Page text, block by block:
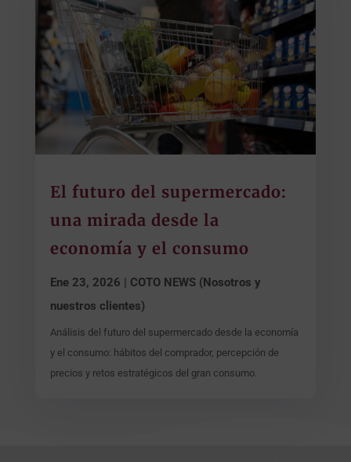
El futuro del supermercado:
una mirada desde la
economía y el consumo
Ene 23, 2026 | COTO NEWS (Nosotros y
nuestros clientes)
Análisis del futuro del supermercado desde la economía
y el consumo: hábitos del comprador, percepción de
precios y retos estratégicos del gran consumo.